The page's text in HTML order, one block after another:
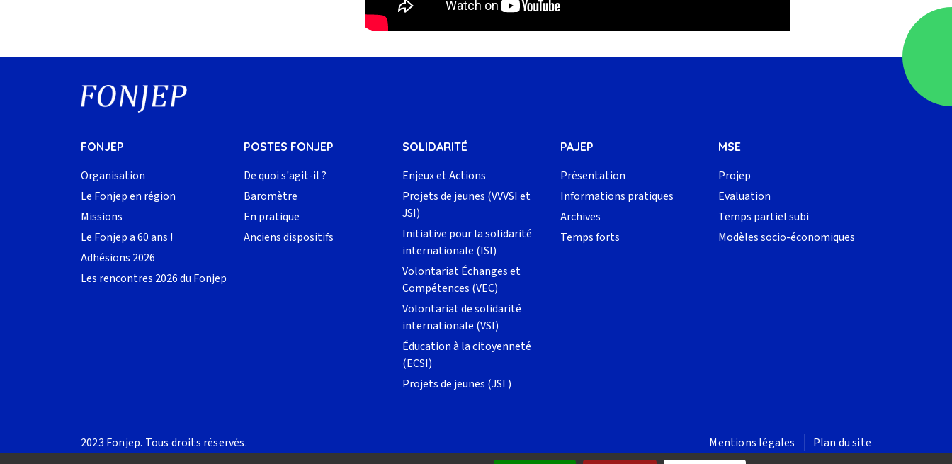
FONJEP
Organisation
Le Fonjep en région
Missions
Le Fonjep a 60 ans !
Adhésions 2026
Les rencontres 2026 du Fonjep
POSTES FONJEP
De quoi s'agit-il ?
Baromètre
En pratique
Anciens dispositifs
SOLIDARITÉ
Enjeux et Actions
Projets de jeunes (VVVSI et
JSI)
Initiative pour la solidarité
internationale (ISI)
Volontariat Échanges et
Compétences (VEC)
Volontariat de solidarité
internationale (VSI)
Éducation à la citoyenneté
(ECSI)
Projets de jeunes (JSI )
PAJEP
Présentation
Informations pratiques
Archives
Temps forts
MSE
Projep
Evaluation
Temps partiel subi
Modèles socio-économiques
2023 Fonjep. Tous droits réservés. FOOTER - LIENS LÉGAUX
Mentions légales Plan du site